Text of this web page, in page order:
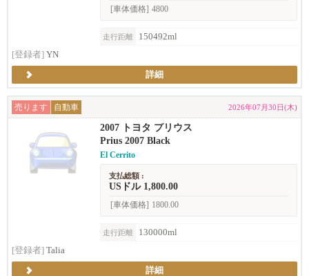
[車体価格] 4800
走行距離
150492ml
[登録者] YN
詳細
売ります 自動車 2026年07月30日(木)
2007 トヨタ プリウス
Prius 2007 Black
El Cerrito
支払総額 :
USドル 1,800.00
[車体価格] 1800.00
走行距離
130000ml
[登録者] Talia
詳細